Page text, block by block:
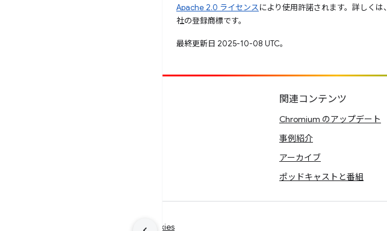
Apache 2.0 ライセンスにより使用許諾されます。詳しくは、
社の登録商標です。
最終更新日 2025-10-08 UTC。
関連コンテンツ
Chromium のアップデート
事例紹介
アーカイブ
ポッドキャストと番組
Manage cookies